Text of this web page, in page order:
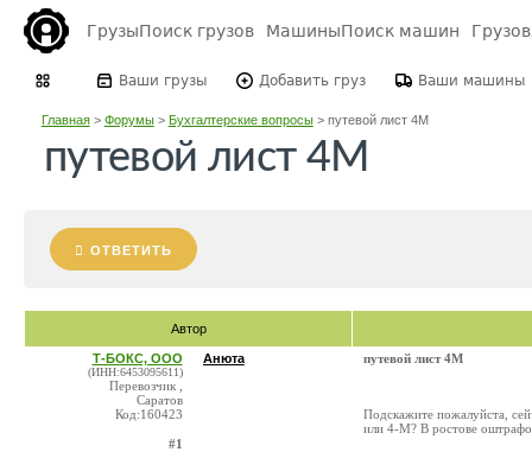
ГрузыПоиск грузов МашиныПоиск машин
Ваши грузы Добавить груз Ваши машины
Главная> Форумы> Бухгалтерские вопросы> путевой лист 4М
путевой лист 4М
ОТВЕТИТЬ
Автор
Т-БОКС, ООО
(ИНН:6453095611)
Перевозчик ,
Саратов
Код:160423
#1
Анюта путевой лист 4М
Подскажите пожалуйста,
или 4-М? В ростове